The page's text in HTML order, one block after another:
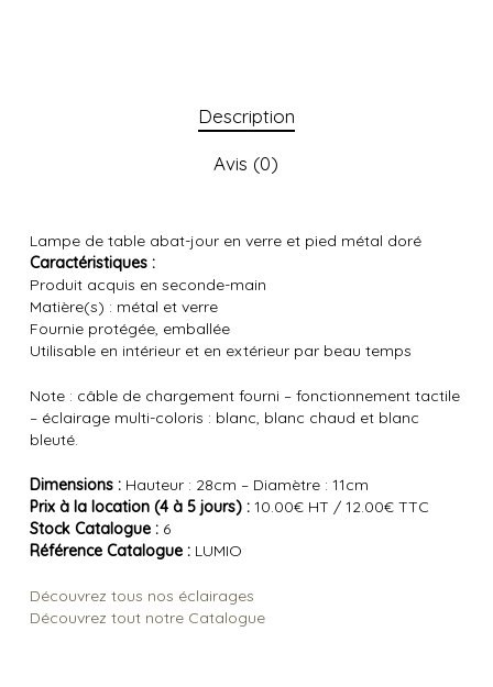
Description
Avis (0)
Lampe de table abat-jour en verre et pied métal doré
Caractéristiques :
Produit acquis en seconde-main
Matière(s) : métal et verre
Fournie protégée, emballée
Utilisable en intérieur et en extérieur par beau temps
Note : câble de chargement fourni – fonctionnement tactile
– éclairage multi-coloris : blanc, blanc chaud et blanc
bleuté.
Dimensions :Hauteur : 28cm – Diamètre : 11cm
Prix à la location (4 à 5 jours) :10.00€ HT / 12.00€ TTC
Stock Catalogue :6
Référence Catalogue :LUMIO
Découvrez tous nos éclairages
Découvrez tout notre Catalogue